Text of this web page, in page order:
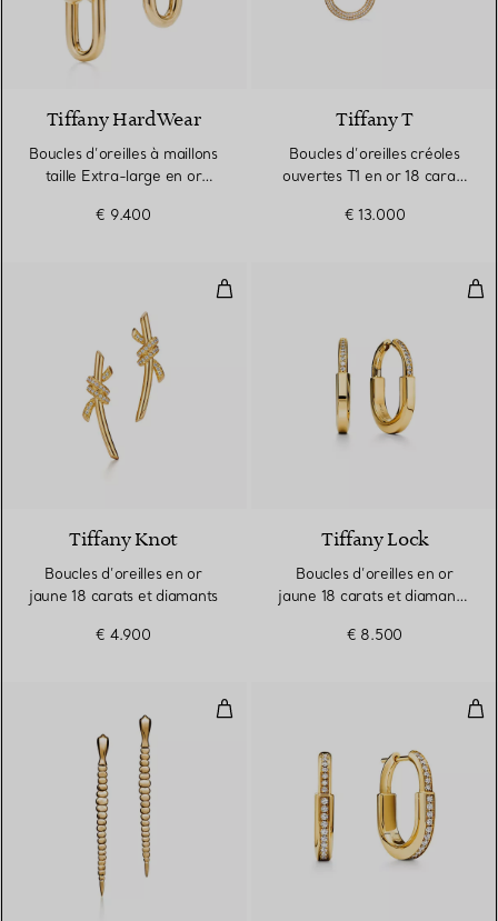
Tiffany HardWear
Boucles d’oreilles à maillons
taille Extra-large en or
€ 9.400
Tiffany T
Boucles d’oreilles créoles
ouvertes T1 en or 18 carats
€ 13.000
Boucles d’oreilles en or jaune
Tiffany Knot
Boucles d’oreilles en or
jaune 18 carats et diamants
€ 4.900
Tiffany Lock
Boucles d’oreilles en or
jaune 18 carats et diamants.
€ 8.500
Boucles d’oreilles Snake en or